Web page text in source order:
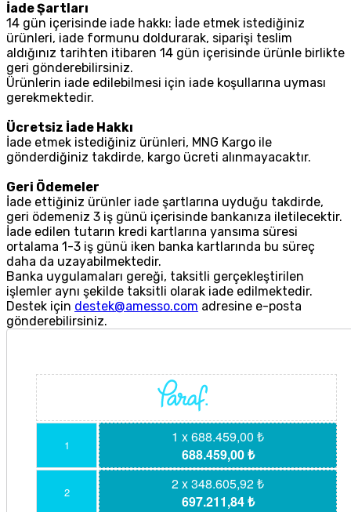
İade Şartları
14 gün içerisinde iade hakkı: İade etmek istediğiniz
ürünleri, iade formunu doldurarak, siparişi teslim
aldığınız tarihten itibaren 14 gün içerisinde ürünle birlikte
geri gönderebilirsiniz.
Ürünlerin iade edilebilmesi için iade koşullarına uyması
gerekmektedir.
Ücretsiz İade Hakkı
İade etmek istediğiniz ürünleri, MNG Kargo ile
gönderdiğiniz takdirde, kargo ücreti alınmayacaktır.
Geri Ödemeler
İade ettiğiniz ürünler iade şartlarına uyduğu takdirde,
geri ödemeniz 3 iş günü içerisinde bankanıza iletilecektir.
İade edilen tutarın kredi kartlarına yansıma süresi
ortalama 1-3 iş günü iken banka kartlarında bu süreç
daha da uzayabilmektedir.
Banka uygulamaları gereği, taksitli gerçekleştirilen
işlemler aynı şekilde taksitli olarak iade edilmektedir.
Destek için destek@amesso.com adresine e-posta
gönderebilirsiniz.
1
1 x 688.459,00 ₺
688.459,00 ₺
2
2 x 348.605,92 ₺
697.211,84 ₺